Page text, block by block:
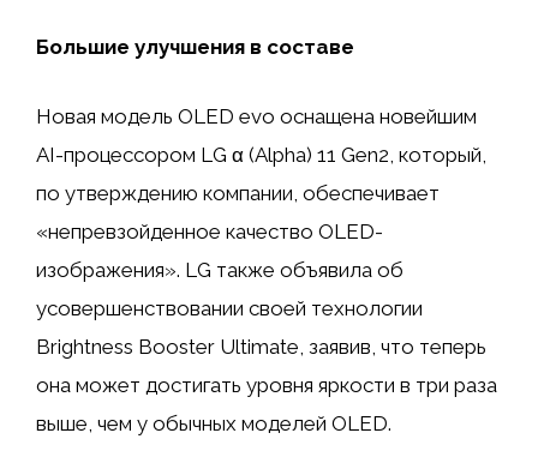
Большие улучшения в составе
Новая модель OLED evo оснащена новейшим
AI-процессором LG α (Alpha) 11 Gen2, который,
по утверждению компании, обеспечивает
«непревзойденное качество OLED-
изображения». LG также объявила об
усовершенствовании своей технологии
Brightness Booster Ultimate, заявив, что теперь
она может достигать уровня яркости в три раза
выше, чем у обычных моделей OLED.